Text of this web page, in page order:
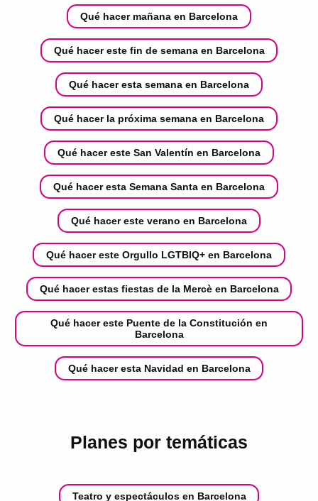
Qué hacer mañana en Barcelona
Qué hacer este fin de semana en Barcelona
Qué hacer esta semana en Barcelona
Qué hacer la próxima semana en Barcelona
Qué hacer este San Valentín en Barcelona
Qué hacer esta Semana Santa en Barcelona
Qué hacer este verano en Barcelona
Qué hacer este Orgullo LGTBIQ+ en Barcelona
Qué hacer estas fiestas de la Mercè en Barcelona
Qué hacer este Puente de la Constitución en
Barcelona
Qué hacer esta Navidad en Barcelona
Planes por temáticas
Teatro y espectáculos en Barcelona